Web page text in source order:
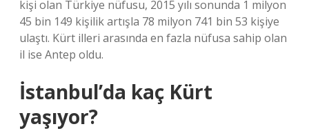
kişi olan Türkiye nüfusu, 2015 yılı sonunda 1 milyon
45 bin 149 kişilik artışla 78 milyon 741 bin 53 kişiye
ulaştı. Kürt illeri arasında en fazla nüfusa sahip olan
il ise Antep oldu.
İstanbul’da kaç Kürt
yaşıyor?